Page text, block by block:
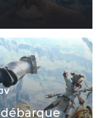
débarque